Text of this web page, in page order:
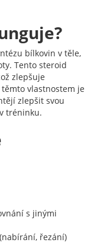
bílkovin v těle,
Tento steroid
zlepšuje
vlastnostem je
zlepšit svou
tréninku.
s jinými
řezání)